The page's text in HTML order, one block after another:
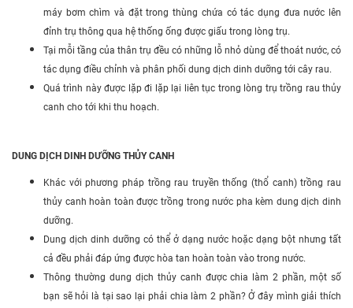
máy bơm chìm và đặt trong thùng chứa có tác dụng đưa nước lên
đỉnh trụ thông qua hệ thống ống được giấu trong lòng trụ.
Tại mỗi tầng của thân trụ đều có những lỗ nhỏ dùng để thoát nước, có
tác dụng điều chỉnh và phân phối dung dịch dinh dưỡng tới cây rau.
Quá trình này được lặp đi lặp lại liên tục trong lòng trụ trồng rau thủy
canh cho tới khi thu hoạch.
DUNG DỊCH DINH DƯỠNG THỦY CANH
Khác với phương pháp trồng rau truyền thống (thổ canh) trồng rau
thủy canh hoàn toàn được trồng trong nước pha kèm dung dịch dinh
dưỡng.
Dung dịch dinh dưỡng có thể ở dạng nước hoặc dạng bột nhưng tất
cả đều phải đáp ứng được hòa tan hoàn toàn vào trong nước.
Thông thường dung dịch thủy canh được chia làm 2 phần, một số
bạn sẽ hỏi là tại sao lại phải chia làm 2 phần? Ở đây mình giải thích